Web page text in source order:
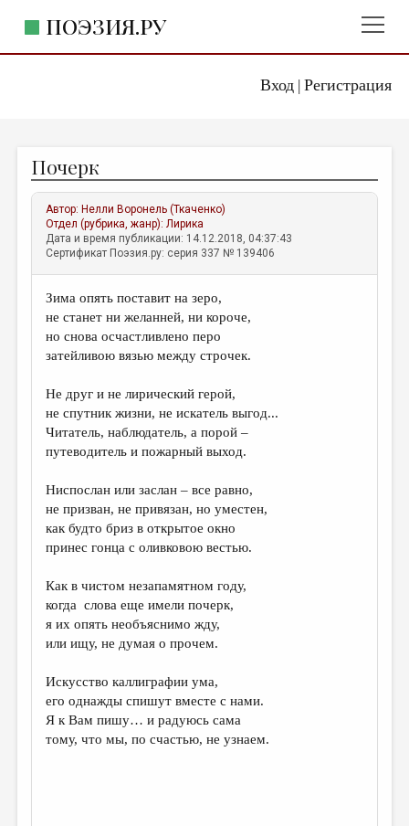
Вход| Регистрация
ПОЭЗИЯ.РУ
ЖАНРЫ
АВТОРЫ
КОММЕНТАРИИ
ЛИТСАЛОН
НОВОСТИ
ПРАВИЛА САЙТА
ИЗБРАННОЕ
ДАЙДЖЕСТ
ПЕРЕВОДЫ
КОНКУРСЫ
КНИЖНАЯ ПОЛКА
ОБЗОР ЛИТЕРАТУРЫ
ОБЪЯВЛЕНИЯ
Почерк
Автор: Нелли Воронель (Ткаченко)
Отдел (рубрика, жанр):Лирика
Дата и время публикации: 14.12.2018, 04:37:43
Сертификат Поэзия.ру: серия 337 № 139406
Зима опять поставит на зеро,
не станет ни желанней, ни короче,
но снова осчастливлено перо
затейливою вязью между строчек.
Не друг и не лирический герой,
не спутник жизни, не искатель выгод...
Читатель, наблюдатель, а порой –
путеводитель и пожарный выход.
Ниспослан или заслан – все равно,
не призван, не привязан, но уместен,
как будто бриз в открытое окно
принес гонца с оливковою вестью.
Как в чистом незапамятном году,
когда слова еще имели почерк,
я их опять необъяснимо жду,
или ищу, не думая о прочем.
Искусство каллиграфии ума,
его однажды спишут вместе с нами.
Я к Вам пишу… и радуюсь сама
тому, что мы, по счастью, не узнаем.